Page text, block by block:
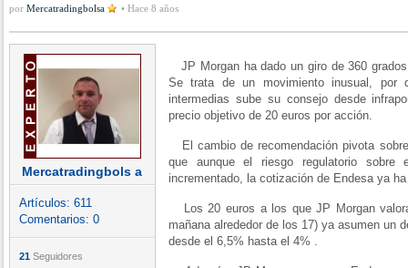
por Mercatradingbolsa • Hace 8 años
Mercatradingbols a
Artículos: 611
Comentarios: 0
21 Seguidores
JP Morgan ha dado un giro de 360
Se trata de un movimiento inusual, por
intermedias sube su consejo desde
precio objetivo de 20 euros por acción.
El cambio de recomendación pivota
que aunque el riesgo regulatorio
incrementado, la cotización de Endesa ya
Los 20 euros a los que JP Morgan
mañana alrededor de los 17) ya asumen un
desde el 6,5% hasta el 4% .